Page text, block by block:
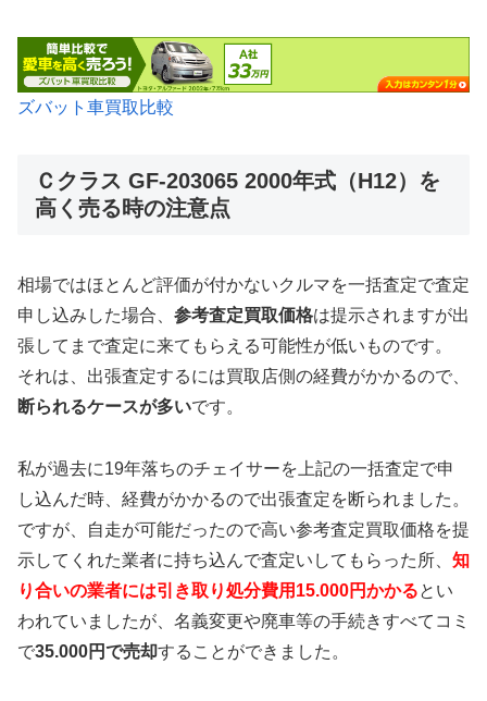
ズバット車買取比較
Ｃクラス GF-203065 2000年式（H12）を
高く売る時の注意点
相場ではほとんど評価が付かないクルマを一括査定で査定
申し込みした場合、 参考査定買取価格は提示されますが出
張してまで査定に来てもらえる可能性が低いものです。
それは、出張査定するには買取店側の経費がかかるので、
断られるケースが多いです。
私が過去に19年落ちのチェイサーを上記の一括査定で申
し込んだ時、経費がかかるので出張査定を断られました。
ですが、自走が可能だったので高い参考査定買取価格を提
示してくれた業者に持ち込んで査定いしてもらった所、 知
り合いの業者には引き取り処分費用15.000円かかるとい
われていましたが、名義変更や廃車等の手続きすべてコミ
で35.000円で売却することができました。